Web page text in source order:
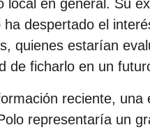
local en general. Su
ha despertado el
quienes estarían
de ficharlo en un
reciente, una
representaría un